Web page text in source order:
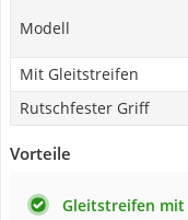
Modell
Mit Gleitstreifen
Rutschfester Griff
Vorteile
Gleitstreifen mit